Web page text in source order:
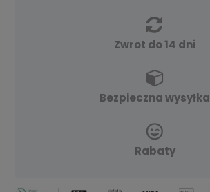
Zwrot do 14 dni
Bezpieczna wysyłka
Rabaty